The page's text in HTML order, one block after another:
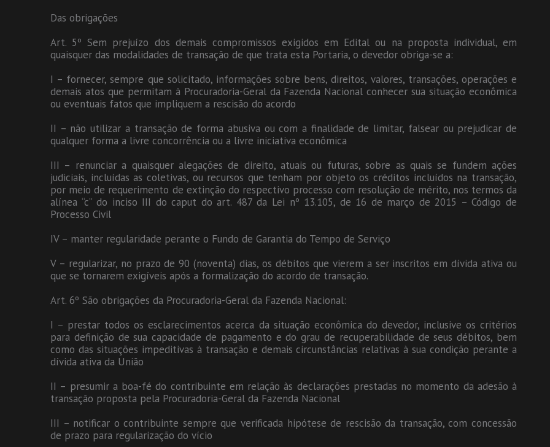
Das obrigações
Art. 5º Sem prejuízo dos demais compromissos exigidos em Edital ou na proposta individual, em
quaisquer das modalidades de transação de que trata esta Portaria, o devedor obriga-se a:
I – fornecer, sempre que solicitado, informações sobre bens, direitos, valores, transações, operações e
demais atos que permitam à Procuradoria-Geral da Fazenda Nacional conhecer sua situação econômica
ou eventuais fatos que impliquem a rescisão do acordo
II – não utilizar a transação de forma abusiva ou com a finalidade de limitar, falsear ou prejudicar de
qualquer forma a livre concorrência ou a livre iniciativa econômica
III – renunciar a quaisquer alegações de direito, atuais ou futuras, sobre as quais se fundem ações
judiciais, incluídas as coletivas, ou recursos que tenham por objeto os créditos incluídos na transação,
por meio de requerimento de extinção do respectivo processo com resolução de mérito, nos termos da
alínea “c” do inciso III do caput do art. 487 da Lei nº 13.105, de 16 de março de 2015 – Código de
Processo Civil
IV – manter regularidade perante o Fundo de Garantia do Tempo de Serviço
V – regularizar, no prazo de 90 (noventa) dias, os débitos que vierem a ser inscritos em dívida ativa ou
que se tornarem exigíveis após a formalização do acordo de transação.
Art. 6º São obrigações da Procuradoria-Geral da Fazenda Nacional:
I – prestar todos os esclarecimentos acerca da situação econômica do devedor, inclusive os critérios
para definição de sua capacidade de pagamento e do grau de recuperabilidade de seus débitos, bem
como das situações impeditivas à transação e demais circunstâncias relativas à sua condição perante a
dívida ativa da União
II – presumir a boa-fé do contribuinte em relação às declarações prestadas no momento da adesão à
transação proposta pela Procuradoria-Geral da Fazenda Nacional
III – notificar o contribuinte sempre que verificada hipótese de rescisão da transação, com concessão
de prazo para regularização do vício